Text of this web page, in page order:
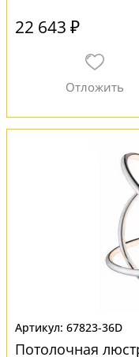
22 643 ₽
67823-36D
Потолочная